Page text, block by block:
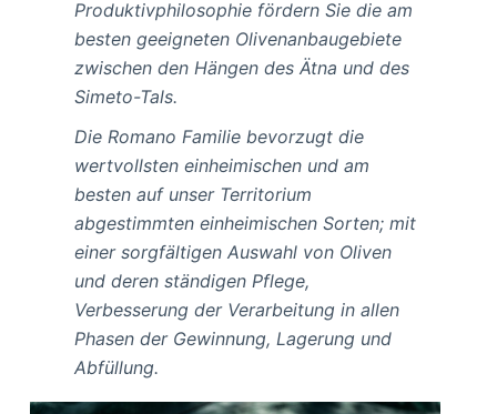
Produktivphilosophie fördern Sie die am
besten geeigneten Olivenanbaugebiete
zwischen den Hängen des Ätna und des
Simeto-Tals.
Die Romano Familie bevorzugt die
wertvollsten einheimischen und am
besten auf unser Territorium
abgestimmten einheimischen Sorten; mit
einer sorgfältigen Auswahl von Oliven
und deren ständigen Pflege,
Verbesserung der Verarbeitung in allen
Phasen der Gewinnung, Lagerung und
Abfüllung.